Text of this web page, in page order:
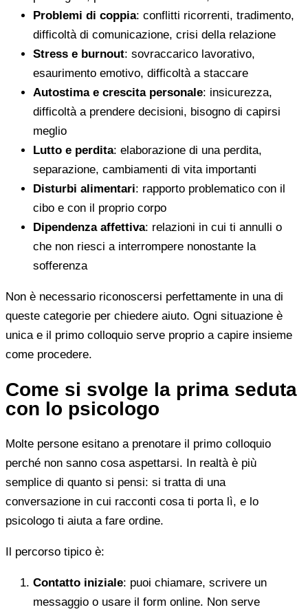
Problemi di coppia: conflitti ricorrenti, tradimento,
difficoltà di comunicazione, crisi della relazione
Stress e burnout: sovraccarico lavorativo,
esaurimento emotivo, difficoltà a staccare
Autostima e crescita personale: insicurezza,
difficoltà a prendere decisioni, bisogno di capirsi
meglio
Lutto e perdita: elaborazione di una perdita,
separazione, cambiamenti di vita importanti
Disturbi alimentari: rapporto problematico con il
cibo e con il proprio corpo
Dipendenza affettiva: relazioni in cui ti annulli o
che non riesci a interrompere nonostante la
sofferenza
Non è necessario riconoscersi perfettamente in una di
queste categorie per chiedere aiuto. Ogni situazione è
unica e il primo colloquio serve proprio a capire insieme
come procedere.
Come si svolge la prima seduta
con lo psicologo
Molte persone esitano a prenotare il primo colloquio
perché non sanno cosa aspettarsi. In realtà è più
semplice di quanto si pensi: si tratta di una
conversazione in cui racconti cosa ti porta lì, e lo
psicologo ti aiuta a fare ordine.
Il percorso tipico è:
Contatto iniziale: puoi chiamare, scrivere un
messaggio o usare il form online. Non serve